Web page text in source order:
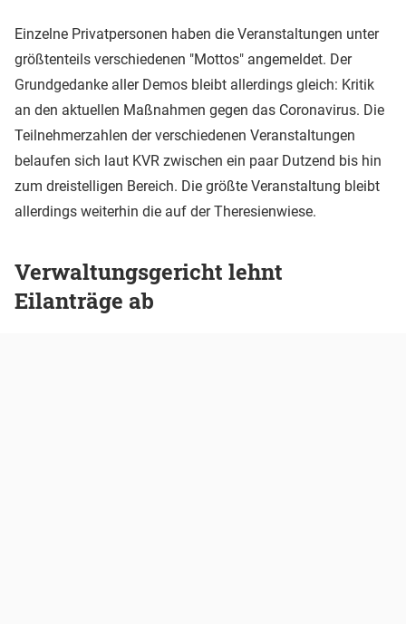
Einzelne Privatpersonen haben die Veranstaltungen unter
größtenteils verschiedenen "Mottos" angemeldet. Der
Grundgedanke aller Demos bleibt allerdings gleich: Kritik
an den aktuellen Maßnahmen gegen das Coronavirus. Die
Teilnehmerzahlen der verschiedenen Veranstaltungen
belaufen sich laut KVR zwischen ein paar Dutzend bis hin
zum dreistelligen Bereich. Die größte Veranstaltung bleibt
allerdings weiterhin die auf der Theresienwiese.
Verwaltungsgericht lehnt
Eilanträge ab